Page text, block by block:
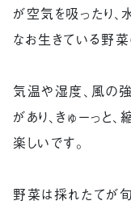
が空気を吸ったり、
なお生きている野
気温や湿度、風の強
があり、きゅーっと
楽しいです。
野菜は採れたてが